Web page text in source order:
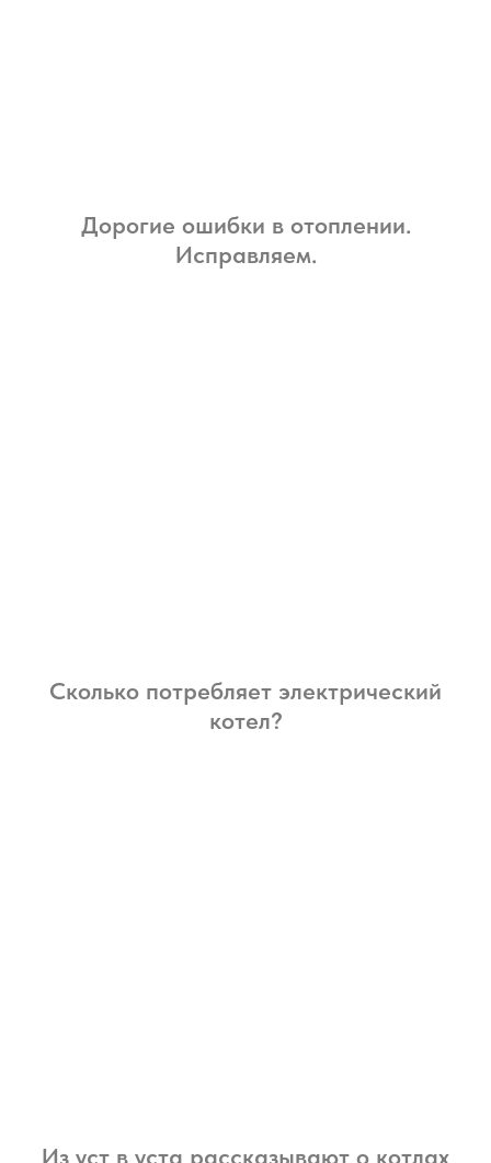
Дорогие ошибки в отоплении.
Исправляем.
Сколько потребляет электрический
котел?
Из уст в уста рассказывают о котлах